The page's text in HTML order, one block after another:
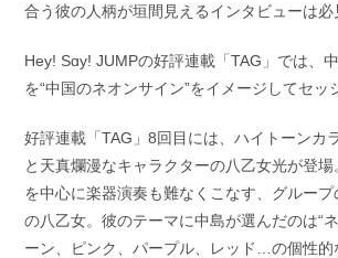
合う彼の人柄が垣間見えるインタビューは必
Hey! Sɑy! JUMPの好評連載「TAG」では、
を“中国のネオンサイン”をイメージしてセッ
好評連載「TAG」8回目には、ハイトーンカ
と天真爛漫なキャラクターの八乙女光が登
を中心に楽器演奏も難なくこなす、グルー
の八乙女。彼のテーマに中島が選んだのは“
ーン、ピンク、パープル、レッド…の個性的